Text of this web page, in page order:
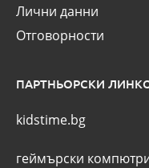
Лични данни
Отговорности
ПАРТНЬОРСКИ
kidstime.bg
геймърски